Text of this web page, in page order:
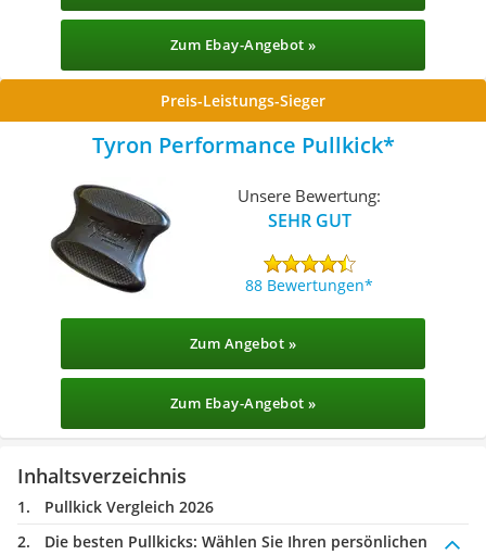
Zum Ebay-Angebot »
Preis-Leistungs-Sieger
Tyron Performance Pullkick
Unsere Bewertung:
SEHR GUT
88 Bewertungen
Zum Angebot »
Zum Ebay-Angebot »
Inhaltsverzeichnis
Pullkick Vergleich 2026
Die besten Pullkicks: Wählen Sie Ihren persönlichen